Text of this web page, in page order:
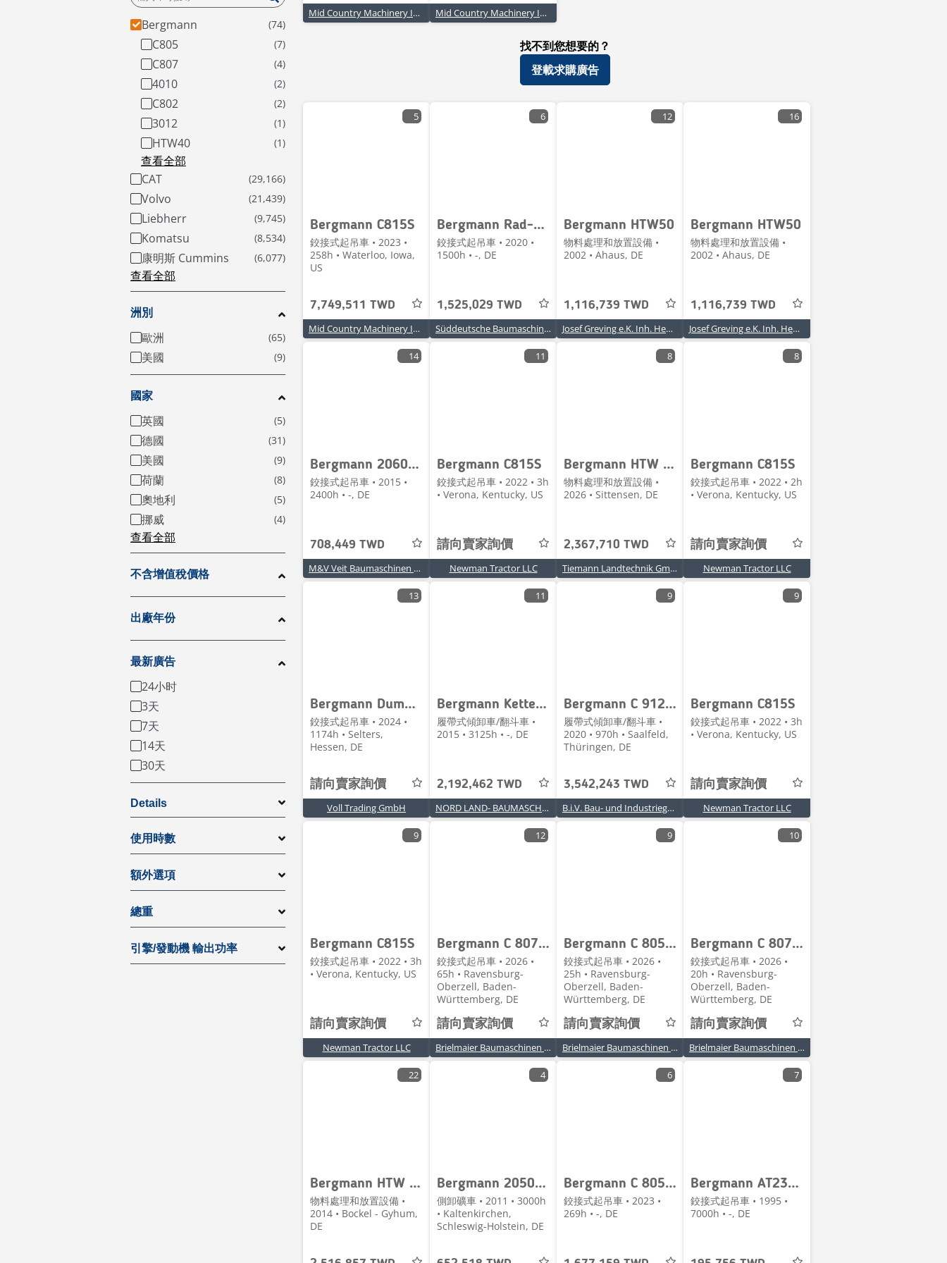
Bergmann
C805
C807
4010
C802
3012
HTW40
查看全部
CAT
Volvo
Liebherr
Komatsu
康明斯 Cummins
查看全部
洲別
歐洲
美國
國家
英國
德國
美國
荷蘭
奧地利
挪威
查看全部
不含增值稅價格
出廠年份
最新廣告
24小时
3天
7天
14天
30天
Details
使用時數
額外選項
總重
引擎/發動機 輸出功率
Mid Country Machinery Inc - Fort Dodge, IA
Mid Country Machinery Inc - Des Moines, IA
找不到您想要的？
登載求購廣告
5
Bergmann C815S
鉸接式起吊車 • 2023 •
258h • Waterloo, Iowa,
US
7,749,511 TWD
Mid Country Machinery Inc - Waterloo, IA
6
Bergmann Rad-Dumper C 810 s
鉸接式起吊車 • 2020 •
1500h • -, DE
1,525,029 TWD
Süddeutsche Baumaschinen Handels GmbH
12
Bergmann HTW50
物料處理和放置設備 •
2002 • Ahaus, DE
1,116,739 TWD
Josef Greving e.K. Inh. Henrika Werlemann-Greving
16
Bergmann HTW50
物料處理和放置設備 •
2002 • Ahaus, DE
1,116,739 TWD
Josef Greving e.K. Inh. Henrika Werlemann-Greving
14
Bergmann 2060 Puls
鉸接式起吊車 • 2015 •
2400h • -, DE
708,449 TWD
M&V Veit Baumaschinen eGbR
11
Bergmann C815S
鉸接式起吊車 • 2022 • 3h
• Verona, Kentucky, US
請向賣家詢價
Newman Tractor LLC
8
Bergmann HTW 40S
物料處理和放置設備 •
2026 • Sittensen, DE
2,367,710 TWD
Tiemann Landtechnik GmbH & Co.
8
Bergmann C815S
鉸接式起吊車 • 2022 • 2h
• Verona, Kentucky, US
請向賣家詢價
Newman Tractor LLC
13
Bergmann Dumper C815s
鉸接式起吊車 • 2024 •
1174h • Selters,
Hessen, DE
請向賣家詢價
Voll Trading GmbH
11
Bergmann Kettendumper 4010 HK Dumper
履帶式傾卸車/翻斗車 •
2015 • 3125h • -, DE
2,192,462 TWD
NORD LAND- BAUMASCHINEN GmbH
9
Bergmann C 912 S
履帶式傾卸車/翻斗車 •
2020 • 970h • Saalfeld,
Thüringen, DE
3,542,243 TWD
B.i.V. Bau- und Industriegeräte Vertriebs GmbH
9
Bergmann C815S
鉸接式起吊車 • 2022 • 3h
• Verona, Kentucky, US
請向賣家詢價
Newman Tractor LLC
9
Bergmann C815S
鉸接式起吊車 • 2022 • 3h
• Verona, Kentucky, US
請向賣家詢價
Newman Tractor LLC
12
Bergmann C 807 S
鉸接式起吊車 • 2026 •
65h • Ravensburg-
Oberzell, Baden-
Württemberg, DE
請向賣家詢價
Brielmaier Baumaschinen GmbH
9
Bergmann C 805 S
鉸接式起吊車 • 2026 •
25h • Ravensburg-
Oberzell, Baden-
Württemberg, DE
請向賣家詢價
Brielmaier Baumaschinen GmbH
10
Bergmann C 807 S
鉸接式起吊車 • 2026 •
20h • Ravensburg-
Oberzell, Baden-
Württemberg, DE
請向賣家詢價
Brielmaier Baumaschinen GmbH
22
Bergmann HTW 65 + Stapel Gülleaufbau VT 27
物料處理和放置設備 •
2014 • Bockel - Gyhum,
DE
4
Bergmann 2050 R - Allrad - Drehmulde - Deutsche Maschine!
側卸礦車 • 2011 • 3000h
• Kaltenkirchen,
Schleswig-Holstein, DE
6
Bergmann C 805 S
鉸接式起吊車 • 2023 •
269h • -, DE
7
Bergmann AT230 Dumper / Frontkipper/Mini-Dumper4X4/2Stück
鉸接式起吊車 • 1995 •
7000h • -, DE